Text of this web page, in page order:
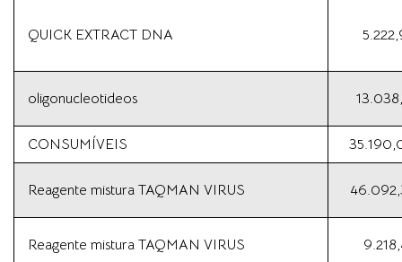
QUICK EXTRACT DNA
oligonucleotideos
CONSUMÍVEIS
Reagente mistura TAQMAN VIRUS
Reagente mistura TAQMAN VIRUS